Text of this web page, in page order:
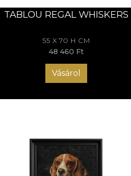
TABLOU REGAL WHISKERS
55 X 70 H CM
48 460 Ft
Vásárol